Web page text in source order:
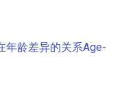
年龄差异的关系Age-